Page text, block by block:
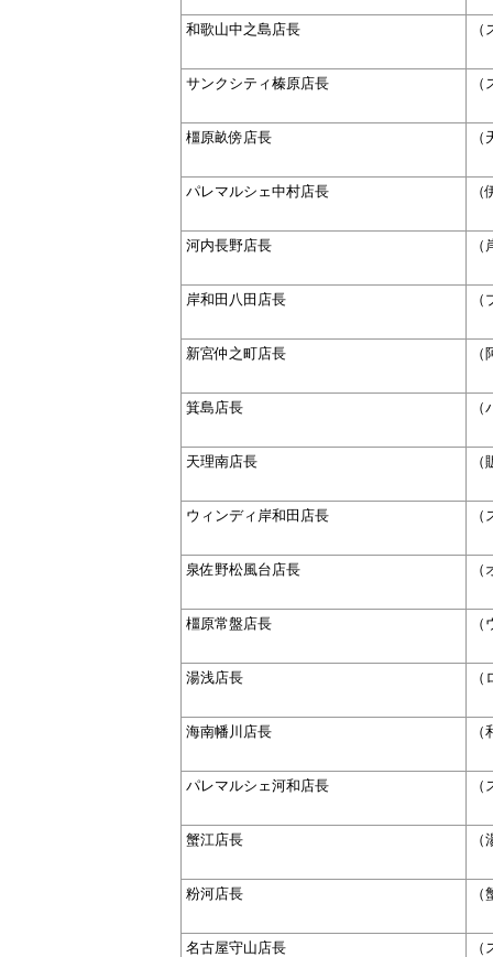
和歌山中之島店長
サンクシティ榛原店長
橿原畝傍店長
パレマルシェ中村店長
河内長野店長
岸和田八田店長
新宮仲之町店長
箕島店長
天理南店長
ウィンディ岸和田店長
泉佐野松風台店長
橿原常盤店長
湯浅店長
海南幡川店長
パレマルシェ河和店長
蟹江店長
粉河店長
名古屋守山店長